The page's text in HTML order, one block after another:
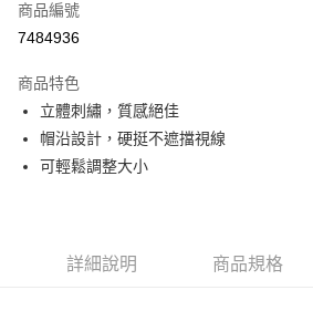
超商取貨付款
Apple Pay
街口支付
全家取貨付款<未取貨列黑名單/不支援離島
商品編號
7484936
商品特色
立體刺繡，質感絕佳
帽沿設計，硬挺不遮擋視線
可輕鬆調整大小
詳細說明 商品規格